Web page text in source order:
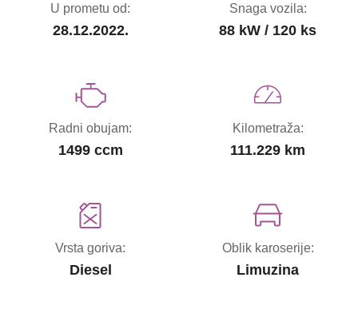
U prometu od:
28.12.2022.
Snaga vozila:
88 kW / 120 ks
Radni obujam:
1499 ccm
Kilometraža:
111.229 km
Vrsta goriva:
Diesel
Oblik karoserije:
Limuzina